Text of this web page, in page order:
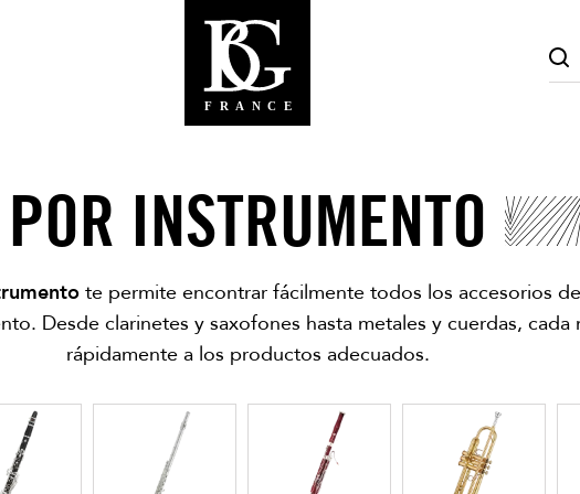
POR INSTRUMENTO
te permite encontrar fácilmente todos los accesorios
Desde clarinetes y saxofones hasta metales y cuerdas, cada
rápidamente a los productos adecuados.